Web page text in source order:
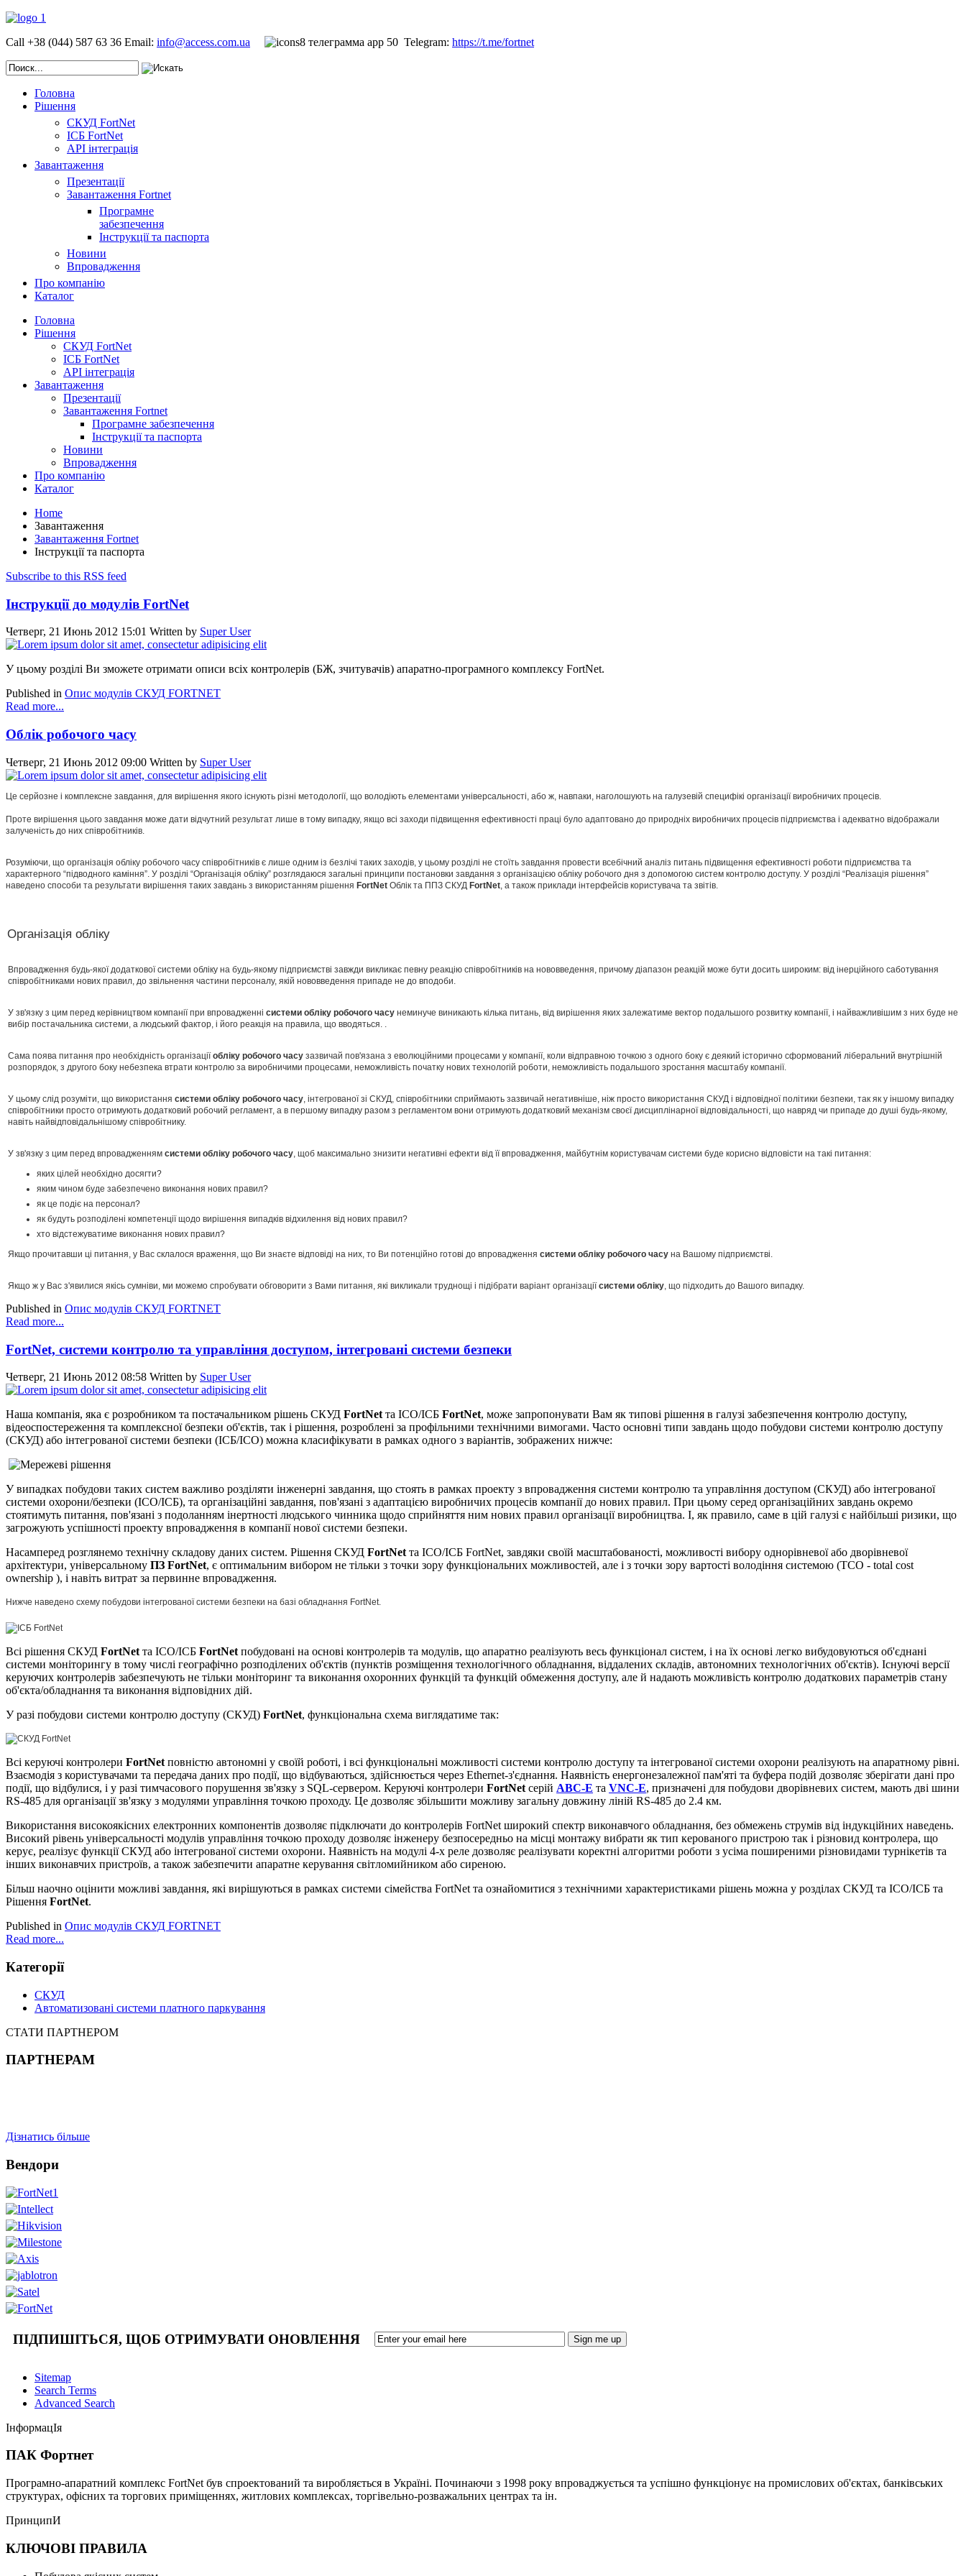
Call +38 (044) 587 63 36 Email: info@access.com.ua Telegram: https://t.me/fortnet
Головна
Рішення
СКУД FortNet
ІСБ FortNet
API інтеграція
Завантаження
Презентації
Завантаження Fortnet
Програмне
забезпечення
Інструкції та паспорта
Новини
Впровадження
Про компанію
Каталог
Головна
Рішення
СКУД FortNet
ІСБ FortNet
API інтеграція
Завантаження
Презентації
Завантаження Fortnet
Програмне забезпечення
Інструкції та паспорта
Новини
Впровадження
Про компанію
Каталог
Home
Завантаження
Завантаження Fortnet
Інструкції та паспорта
Subscribe to this RSS feed
Інструкції до модулів FortNet
Четверг, 21 Июнь 2012 15:01 Written by Super User
У цьому розділі Ви зможете отримати описи всіх контролерів (БЖ, зчитувачів) апаратно-програмного комплексу FortNet.
Published in Опис модулів СКУД FORTNET
Read more...
Облік робочого часу
Четверг, 21 Июнь 2012 09:00 Written by Super User
Це серйозне і комплексне завдання, для вирішення якого існують різні методології, що володіють елементами універсальності, або ж, навпаки, наголошують на галузевій специфікі організації виробничих процесів.
Проте вирішення цього завдання може дати відчутний результат лише в тому випадку, якщо всі заходи підвищення ефективності праці було адаптовано до природніх виробничих процесів підприємства і адекватно відображали
залученість до них співробітників.
Розуміючи, що організація обліку робочого часу співробітників є лише одним із безлічі таких заходів, у цьому розділі не стоїть завдання провести всебічний аналіз питань підвищення ефективності роботи підприємства та
характерного “підводного каміння”. У розділі “Організація обліку” розглядаюся загальні принципи постановки завдання з організацією обліку робочого дня з допомогою систем контролю доступу. У розділі “Реалізація рішення”
наведено способи та результати вирішення таких завдань з використанням рішення FortNet Облік та ППЗ СКУД FortNet, а також приклади інтерфейсів користувача та звітів.
Організація обліку
Впровадження будь-якої додаткової системи обліку на будь-якому підприємстві завжди викликає певну реакцію співробітників на нововведення, причому діапазон реакцій може бути досить широким: від інерційного саботування
співробітниками нових правил, до звільнення частини персоналу, якій нововведення припаде не до вподоби.
У зв'язку з цим перед керівництвом компанії при впровадженні системи обліку робочого часу неминуче виникають кілька питань, від вирішення яких залежатиме вектор подальшого розвитку компанії, і найважливішим з них буде не
вибір постачальника системи, а людський фактор, і його реакція на правила, що вводяться. .
Сама поява питання про необхідність організаціїобліку робочого часу зазвичай пов'язана з еволюційними процесами у компанії, коли відправною точкою з одного боку є деякий історично сформований ліберальний внутрішній
розпорядок, з другого боку небезпека втрати контролю за виробничими процесами, неможливість початку нових технологій роботи, неможливість подальшого зростання масштабу компанії.
У цьому слід розуміти, що використання системи обліку робочого часу, інтегрованої зі СКУД, співробітники сприймають зазвичай негативніше, ніж просто використання СКУД і відповідної політики безпеки, так як у іншому випадку
співробітники просто отримують додатковий робочий регламент, а в першому випадку разом з регламентом вони отримують додатковий механізм своєї дисциплінарної відповідальності, що навряд чи припаде до душі будь-якому,
навіть найвідповідальнішому співробітнику.
У зв'язку з цим перед впровадженням системи обліку робочого часу, щоб максимально знизити негативні ефекти від її впровадження, майбутнім користувачам системи буде корисно відповісти на такі питання:
яких цілей необхідно досягти?
яким чином буде забезпечено виконання нових правил?
як це подіє на персонал?
як будуть розподілені компетенції щодо вирішення випадків відхилення від нових правил?
хто відстежуватиме виконання нових правил?
Якщо прочитавши ці питання, у Вас склалося враження, що Ви знаєте відповіді на них, то Ви потенційно готові до впровадження системи обліку робочого часу на Вашому підприємстві.
Якщо ж у Вас з'явилися якісь сумніви, ми можемо спробувати обговорити з Вами питання, які викликали труднощі і підібрати варіант організаціїсистеми обліку, що підходить до Вашого випадку.
Published in Опис модулів СКУД FORTNET
Read more...
FortNet, системи контролю та управління доступом, інтегровані системи безпеки
Четверг, 21 Июнь 2012 08:58 Written by Super User
Наша компанія, яка є розробником та постачальником рішень СКУД FortNet та ІСО/ІСБ FortNet, може запропонувати Вам як типові рішення в галузі забезпечення контролю доступу,
відеоспостереження та комплексної безпеки об'єктів, так і рішення, розроблені за профільними технічними вимогами. Часто основні типи завдань щодо побудови системи контролю доступу
(СКУД) або інтегрованої системи безпеки (ІСБ/ІСО) можна класифікувати в рамках одного з варіантів, зображених нижче:
У випадках побудови таких систем важливо розділяти інженерні завдання, що стоять в рамках проекту з впровадження системи контролю та управління доступом (СКУД) або інтегрованої
системи охорони/безпеки (ІСО/ІСБ), та організаційні завдання, пов'язані з адаптацією виробничих процесів компанії до нових правил. При цьому серед організаційних завдань окремо
стоятимуть питання, пов'язані з подоланням інертності людського чинника щодо сприйняття ним нових правил організації виробництва. І, як правило, саме в цій галузі є найбільші ризики, що
загрожують успішності проекту впровадження в компанії нової системи безпеки.
Насамперед розглянемо технічну складову даних систем. Рішення СКУД FortNet та ІСО/ІСБ FortNet, завдяки своїй масштабованості, можливості вибору однорівневої або дворівневої
архітектури, універсальному ПЗ FortNet, є оптимальним вибором не тільки з точки зору функціональних можливостей, але і з точки зору вартості володіння системою (ТСО - total cost
ownership ), і навіть витрат за первинне впровадження.
Нижче наведено схему побудови інтегрованої системи безпеки на базі обладнання FortNet.
Всі рішення СКУД FortNet та ІСО/ІСБ FortNet побудовані на основі контролерів та модулів, що апаратно реалізують весь функціонал систем, і на їх основі легко вибудовуються об'єднані
системи моніторингу в тому числі географічно розподілених об'єктів (пунктів розміщення технологічного обладнання, віддалених складів, автономних технологічних об'єктів). Існуючі версії
керуючих контролерів забезпечують не тільки моніторинг та виконання охоронних функцій та функцій обмеження доступу, але й надають можливість контролю додаткових параметрів стану
об'єкта/обладнання та виконання відповідних дій.
У разі побудови системи контролю доступу (СКУД) FortNet, функціональна схема виглядатиме так:
Всі керуючі контролери FortNet повністю автономні у своїй роботі, і всі функціональні можливості системи контролю доступу та інтегрованої системи охорони реалізують на апаратному рівні.
Взаємодія з користувачами та передача даних про події, що відбуваються, здійснюється через Ethernet-з'єднання. Наявність енергонезалежної пам'яті та буфера подій дозволяє зберігати дані про
події, що відбулися, і у разі тимчасового порушення зв'язку з SQL-сервером. Керуючі контролери FortNet серій ABC-E та VNC-E, призначені для побудови дворівневих систем, мають дві шини
RS-485 для організації зв'язку з модулями управління точкою проходу. Це дозволяє збільшити можливу загальну довжину ліній RS-485 до 2.4 км.
Використання високоякісних електронних компонентів дозволяє підключати до контролерів FortNet широкий спектр виконавчого обладнання, без обмежень струмів від індукційних наведень.
Високий рівень універсальності модулів управління точкою проходу дозволяє інженеру безпосередньо на місці монтажу вибрати як тип керованого пристрою так і різновид контролера, що
керує, реалізує функції СКУД або інтегрованої системи охорони. Наявність на модулі 4-х реле дозволяє реалізувати коректні алгоритми роботи з усіма поширеними різновидами турнікетів та
інших виконавчих пристроїв, а також забезпечити апаратне керування світломийником або сиреною.
Більш наочно оцінити можливі завдання, які вирішуються в рамках системи сімейства FortNet та ознайомитися з технічними характеристиками рішень можна у розділах СКУД та ІСО/ІСБ та
Рішення FortNet.
Published in Опис модулів СКУД FORTNET
Read more...
Категорії
СКУД
Автоматизовані системи платного паркування
СТАТИ ПАРТНЕРОМ
ПАРТНЕРАМ
Дізнатись більше
Вендори
ПІДПИШІТЬСЯ, ЩОБ ОТРИМУВАТИ ОНОВЛЕННЯ
Sitemap
Search Terms
Advanced Search
ІнформацІя
ПАК Фортнет
Програмно-апаратний комплекс FortNet був спроектований та виробляється в Україні. Починаючи з 1998 року впроваджується та успішно функціонує на промислових об'єктах, банківських
структурах, офісних та торгових приміщеннях, житлових комплексах, торгівельно-розважальних центрах та ін.
ПринципИ
КЛЮЧОВІ ПРАВИЛА